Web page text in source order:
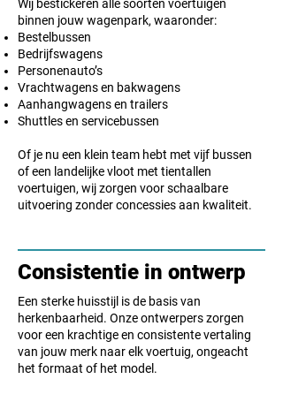
Wij bestickeren alle soorten voertuigen
binnen jouw wagenpark, waaronder:
Bestelbussen
Bedrijfswagens
Personenauto’s
Vrachtwagens en bakwagens
Aanhangwagens en trailers
Shuttles en servicebussen
Of je nu een klein team hebt met vijf bussen
of een landelijke vloot met tientallen
voertuigen, wij zorgen voor schaalbare
uitvoering zonder concessies aan kwaliteit.
Consistentie in ontwerp
Een sterke huisstijl is de basis van
herkenbaarheid. Onze ontwerpers zorgen
voor een krachtige en consistente vertaling
van jouw merk naar elk voertuig, ongeacht
het formaat of het model.